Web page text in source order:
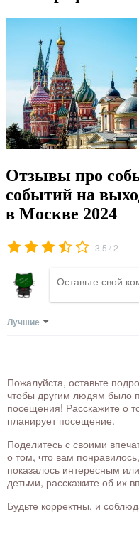
Отзывы про
событий на
в Москве 2024
3.5 /2
Лучшие
Пожалуйста, оставьте
чтобы другим людям было
посещения! Расскажите о
планирует посещение.
Поделитесь с своими
о том, что вам
показалось интересным
детьми, расскажите об их
Будьте корректны, и